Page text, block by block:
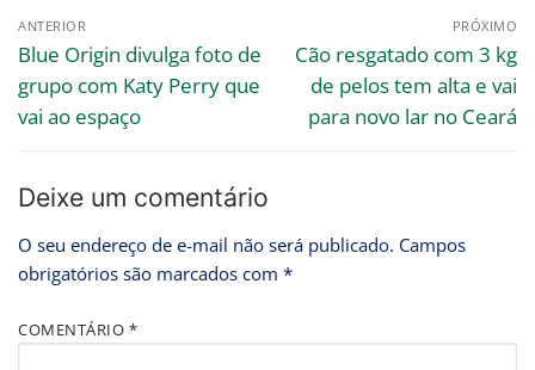
ANTERIOR
Blue Origin divulga foto de
grupo com Katy Perry que
vai ao espaço
PRÓXIMO
Cão resgatado com 3 kg
de pelos tem alta e vai
para novo lar no Ceará
Deixe um comentário
O seu endereço de e-mail não será publicado. Campos
obrigatórios são marcados com *
COMENTÁRIO *